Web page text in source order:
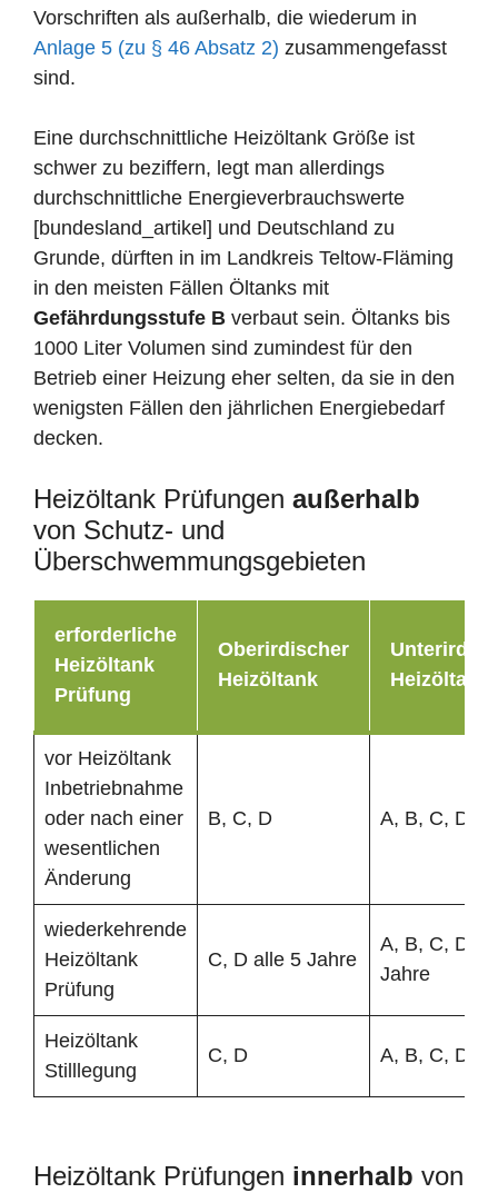
Vorschriften als außerhalb, die wiederum in
Anlage 5 (zu § 46 Absatz 2) zusammengefasst
sind.
Eine durchschnittliche Heizöltank Größe ist
schwer zu beziffern, legt man allerdings
durchschnittliche Energieverbrauchswerte
[bundesland_artikel] und Deutschland zu
Grunde, dürften in im Landkreis Teltow-Fläming
in den meisten Fällen Öltanks mit
Gefährdungsstufe B verbaut sein. Öltanks bis
1000 Liter Volumen sind zumindest für den
Betrieb einer Heizung eher selten, da sie in den
wenigsten Fällen den jährlichen Energiebedarf
decken.
Heizöltank Prüfungen außerhalb
von Schutz- und
Überschwemmungsgebieten
erforderliche
Heizöltank
Prüfung
Oberirdischer
Heizöltank
Heizöltank
vor Heizöltank
Inbetriebnahme
oder nach einer
wesentlichen
Änderung
B, C, D A, B, C, D
wiederkehrende
Heizöltank
Prüfung
C, D alle 5 Jahre
A, B, C, D
Jahre
Heizöltank
Stilllegung
C, D A, B, C, D
Heizöltank Prüfungen innerhalb von